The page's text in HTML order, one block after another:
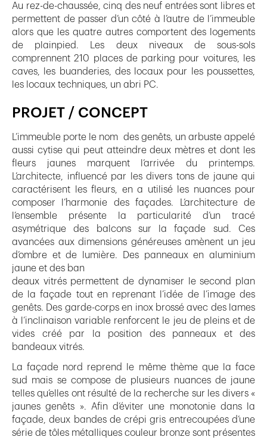
Au rez-de-chaussée, cinq des neuf entrées sont libres et
permettent de passer d’un côté à l’autre de l’immeuble
alors que les quatre autres comportent des logements
de plainpied. Les deux niveaux de sous-sols
comprennent 210 places de parking pour voitures, les
caves, les buanderies, des locaux pour les poussettes,
les locaux techniques, un abri PC.
PROJET / CONCEPT
L’immeuble porte le nom des genêts, un arbuste appelé
aussi cytise qui peut atteindre deux mètres et dont les
fleurs jaunes marquent l’arrivée du printemps.
L’architecte, influencé par les divers tons de jaune qui
caractérisent les fleurs, en a utilisé les nuances pour
composer l’harmonie des façades. L’architecture de
l’ensemble présente la particularité d’un tracé
asymétrique des balcons sur la façade sud. Ces
avancées aux dimensions généreuses amènent un jeu
d’ombre et de lumière. Des panneaux en aluminium
jaune et des ban
deaux vitrés permettent de dynamiser le second plan
de la façade tout en reprenant l’idée de l’image des
genêts. Des garde-corps en inox brossé avec des lames
à l’inclinaison variable renforcent le jeu de pleins et de
vides créé par la position des panneaux et des
bandeaux vitrés.
La façade nord reprend le même thème que la face
sud mais se compose de plusieurs nuances de jaune
telles qu’elles ont résulté de la recherche sur les divers «
jaunes genêts ». Afin d’éviter une monotonie dans la
façade, deux bandes de crépi gris entrecoupées d’une
série de tôles métalliques couleur bronze sont présentes